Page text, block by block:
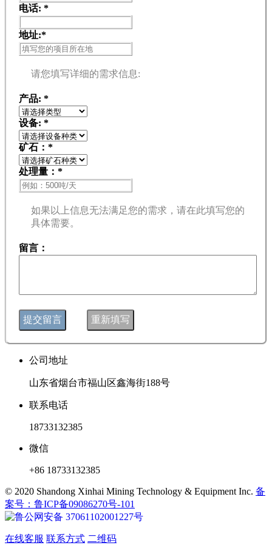
电话: *
地址:*
请您填写详细的需求信息:
产品: *
设备: *
矿石： *
处理量： *
如果以上信息无法满足您的需求，请在此填写您的
具体需要。
留言：
公司地址
山东省烟台市福山区鑫海街188号
联系电话
18733132385
微信
+86 18733132385
© 2020 Shandong Xinhai Mining Technology & Equipment Inc. 备
案号：鲁ICP备09086270号-101
鲁公网安备 37061102001227号
在线客服 联系方式 二维码